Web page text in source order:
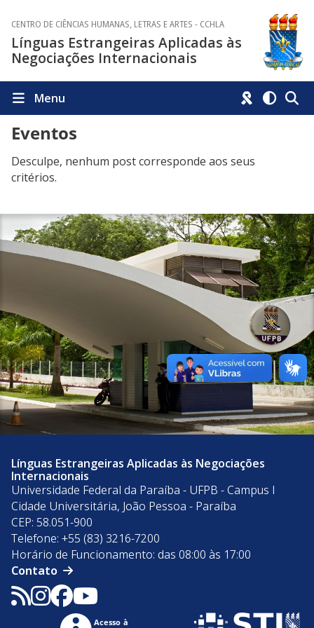
CENTRO DE CIÊNCIAS HUMANAS, LETRAS E ARTES - CCHLA
Línguas Estrangeiras Aplicadas às
Negociações Internacionais
Menu
Eventos
Desculpe, nenhum post corresponde aos seus
critérios.
Línguas Estrangeiras Aplicadas às Negociações
Internacionais
Universidade Federal da Paraíba - UFPB - Campus I
Cidade Universitária, João Pessoa - Paraíba
CEP: 58.051-900
Telefone: +55 (83) 3216-7200
Horário de Funcionamento: das 08:00 às 17:00
Contato
Acesso à